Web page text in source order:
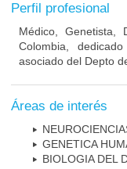
Perfil profesional
Médico, Genetista,
Colombia,
asociado del Depto
Áreas de interés
GENETICA
BIOLOGIA DEL